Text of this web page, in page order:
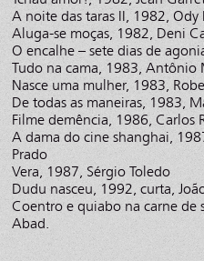
A noite das taras II, 1982,
Aluga-se moças, 1982, Deni
O encalhe – sete dias de
Tudo na cama, 1983, Antônio
Nasce uma mulher, 1983,
De todas as maneiras, 1983,
Filme demência, 1986, Carlos
A dama do cine shanghai,
Prado
Vera, 1987, Sérgio Toledo
Dudu nasceu, 1992, curta,
Coentro e quiabo na carne de
Abad.